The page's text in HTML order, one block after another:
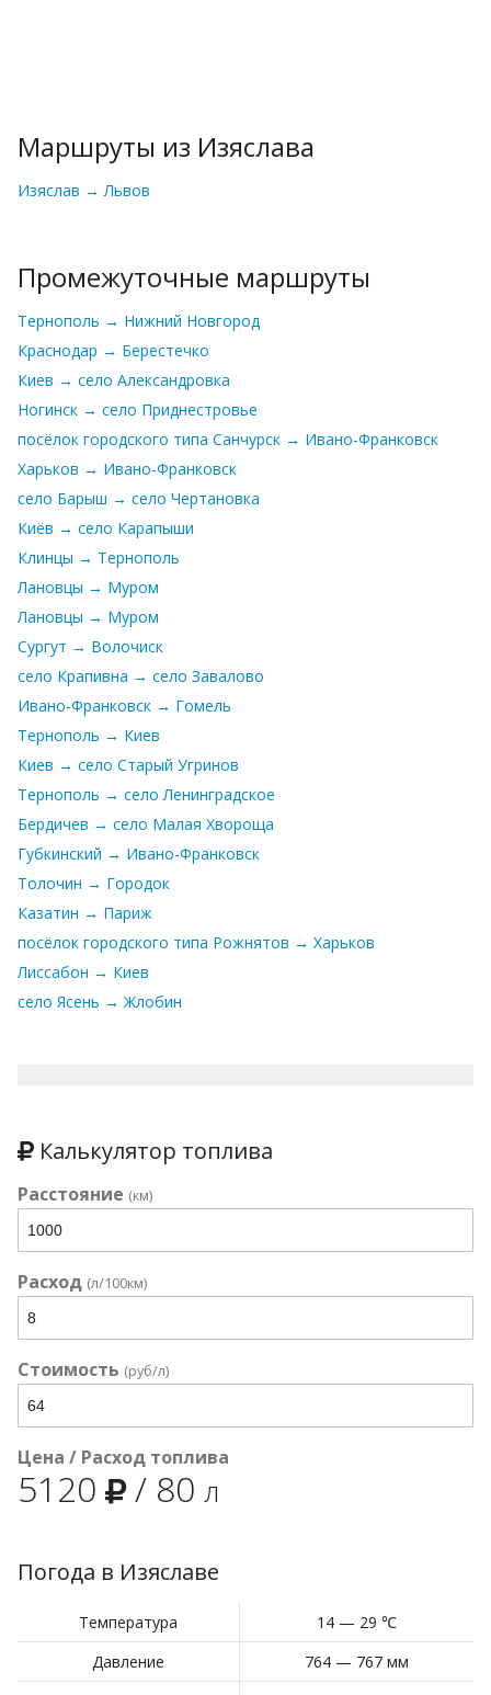
Маршруты из Изяслава
Изяслав → Львов
Промежуточные маршруты
Тернополь → Нижний Новгород
Краснодар → Берестечко
Киев → село Александровка
Ногинск → село Приднестровье
посёлок городского типа Санчурск → Ивано-Франковск
Харьков → Ивано-Франковск
село Барыш → село Чертановка
Киёв → село Карапыши
Клинцы → Тернополь
Лановцы → Муром
Лановцы → Муром
Сургут → Волочиск
село Крапивна → село Завалово
Ивано-Франковск → Гомель
Тернополь → Киев
Киев → село Старый Угринов
Тернополь → село Ленинградское
Бердичев → село Малая Хвороща
Губкинский → Ивано-Франковск
Толочин → Городок
Казатин → Париж
посёлок городского типа Рожнятов → Харьков
Лиссабон → Киев
село Ясень → Жлобин
Калькулятор топлива
Расстояние (км)
Расход (л/100км)
Стоимость (руб/л)
Цена / Расход топлива
5120 / 80 л
Погода в Изяславе
Температура
14 — 29 ℃
Давление
764 — 767 мм